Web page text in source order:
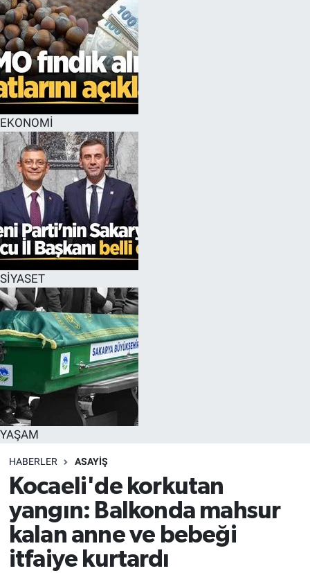
EKONOMİ
SİYASET
YAŞAM
HABERLER ASAYİŞ
Kocaeli'de korkutan
yangın: Balkonda mahsur
kalan anne ve bebeği
itfaiye kurtardı